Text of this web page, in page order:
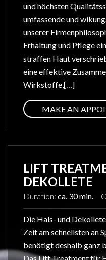
und höchsten
umfassende und
unserer
Erhaltung und Pflege
straffen Haut
eine effektive
Wirkstoffe,[…]
MAKE AN
LIFT
DEKOLLETE
Duration: ca. 30 min.
Die Hals- und
Zeit am schnellsten an
benötigt deshalb ganz